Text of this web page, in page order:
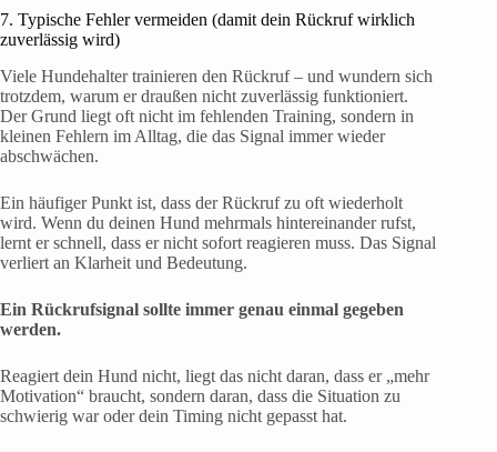
7. Typische Fehler vermeiden (damit dein Rückruf wirklich
zuverlässig wird)
Viele Hundehalter trainieren den Rückruf – und wundern sich
trotzdem, warum er draußen nicht zuverlässig funktioniert.
Der Grund liegt oft nicht im fehlenden Training, sondern in
kleinen Fehlern im Alltag, die das Signal immer wieder
abschwächen.
Ein häufiger Punkt ist, dass der Rückruf zu oft wiederholt
wird. Wenn du deinen Hund mehrmals hintereinander rufst,
lernt er schnell, dass er nicht sofort reagieren muss. Das Signal
verliert an Klarheit und Bedeutung.
Ein Rückrufsignal sollte immer genau einmal gegeben
werden.
Reagiert dein Hund nicht, liegt das nicht daran, dass er „mehr
Motivation“ braucht, sondern daran, dass die Situation zu
schwierig war oder dein Timing nicht gepasst hat.